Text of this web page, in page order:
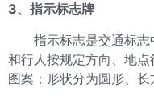
3、指示标志牌
指示标志是交通标
和行人按规定方向、地
图案；形状分为圆形、长